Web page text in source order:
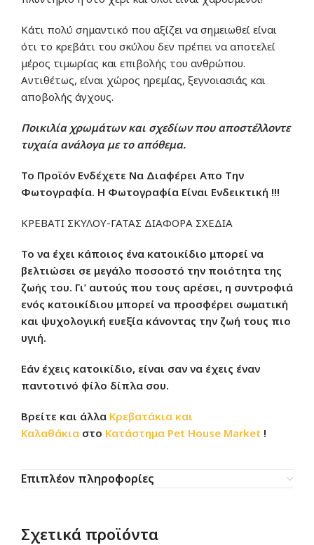
Κάτι πολύ σημαντικό που αξίζει να σημειωθεί είναι
ότι το κρεβάτι του σκύλου δεν πρέπει να αποτελεί
μέρος τιμωρίας και επιβολής του ανθρώπου.
Αντιθέτως, είναι χώρος ηρεμίας, ξεγνοιασιάς και
αποβολής άγχους.
Ποικιλία χρωμάτων και σχεδίων που αποστέλλοντε
τυχαία ανάλογα με το απόθεμα.
Το Προϊόν Ενδέχετε Να Διαφέρει Απο Την
Φωτογραφία. Η Φωτογραφία Είναι Ενδεικτική !!!
ΚΡΕΒΑΤΙ ΣΚΥΛΟΥ-ΓΑΤΑΣ ΔΙΑΦΟΡΑ ΣΧΕΔΙΑ
Το να έχει κάποιος ένα κατοικίδιο μπορεί να
βελτιώσει σε μεγάλο ποσοστό την ποιότητα της
ζωής του. Γι’ αυτούς που τους αρέσει, η συντροφιά
ενός κατοικίδιου μπορεί να προσφέρει σωματική
και ψυχολογική ευεξία κάνοντας την ζωή τους πιο
υγιή.
Εάν έχεις κατοικίδιο, είναι σαν να έχεις έναν
παντοτινό φίλο δίπλα σου.
Βρείτε και άλλα Κρεβατάκια και
Καλαθάκια στο Κατάστημα Pet House Market !
Επιπλέον πληροφορίες
Σχετικά προϊόντα